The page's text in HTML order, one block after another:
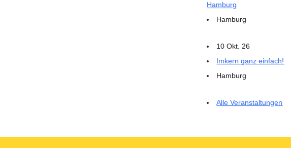
Hamburg
Hamburg
10 Okt. 26
Imkern ganz einfach!
Hamburg
Alle Veranstaltungen